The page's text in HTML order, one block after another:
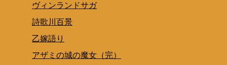
ヴィンランドサガ
詩歌川百景
乙嫁語り
アザミの城の魔女（完）